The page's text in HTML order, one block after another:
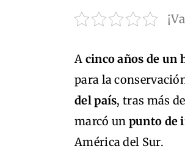
A cinco años de un
para la
del país, tras más de
marcó un punto de
América del Sur.